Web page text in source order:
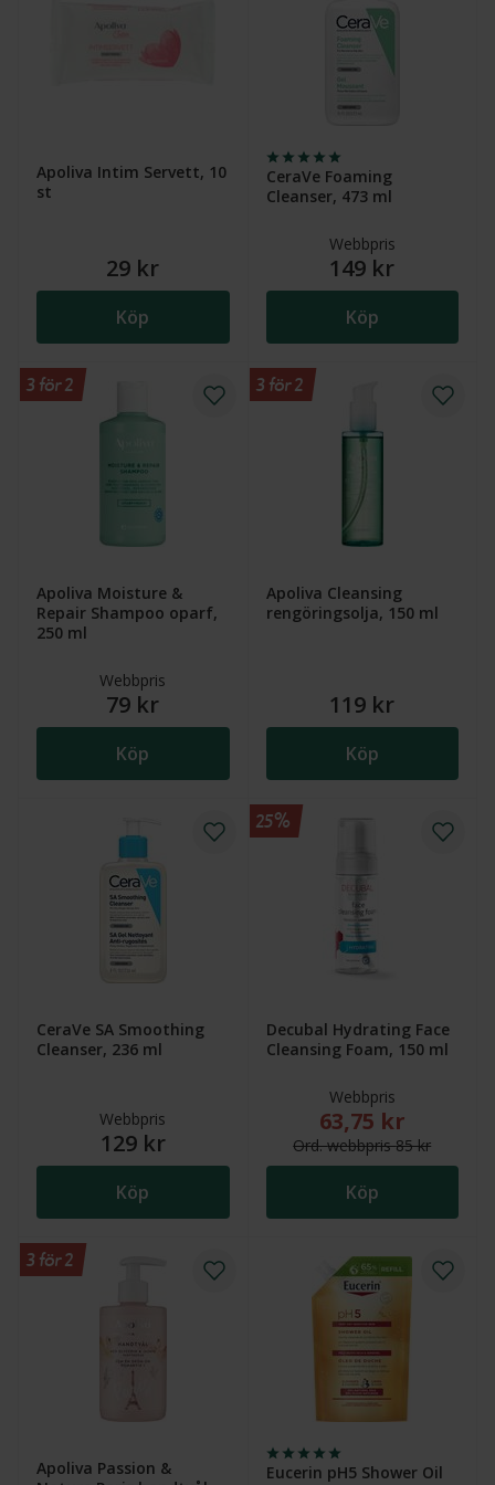
Apoliva Intim Servett, 10
st
29 kr
Köp
CeraVe Foaming
Cleanser, 473 ml
Webbpris
149 kr
Köp
Apoliva Moisture &
Repair Shampoo oparf,
250 ml
Webbpris
79 kr
Köp
3 för 2
Apoliva Cleansing
rengöringsolja, 150 ml
119 kr
Köp
3 för 2
CeraVe SA Smoothing
Cleanser, 236 ml
Webbpris
129 kr
Köp
Decubal Hydrating Face
Cleansing Foam, 150 ml
Webbpris
Nytt reducerat
63,75 kr
Ord.webbpris85 kr
Köp
25%
Apoliva Passion &
3 för 2
Eucerin pH5 Shower Oil